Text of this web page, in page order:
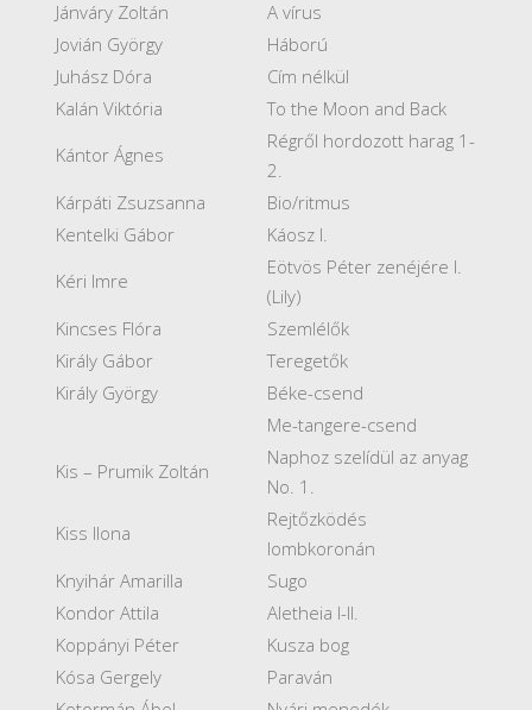
Jánváry Zoltán
A vírus
Jovián György
Háború
Juhász Dóra
Cím nélkül
Kalán Viktória
To the Moon and Back
Kántor Ágnes
Régről hordozott harag 1-
2.
Kárpáti Zsuzsanna
Bio/ritmus
Kentelki Gábor
Káosz I.
Kéri Imre
Eötvös Péter zenéjére I.
(Lily)
Kincses Flóra
Szemlélők
Király Gábor
Teregetők
Király György
Béke-csend
Me-tangere-csend
Kis – Prumik Zoltán
Naphoz szelídül az anyag
No. 1.
Kiss Ilona
Rejtőzködés
lombkoronán
Knyihár Amarilla
Sugo
Kondor Attila
Aletheia I-II.
Koppányi Péter
Kusza bog
Kósa Gergely
Paraván